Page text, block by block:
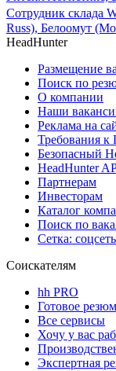
Сотрудник склада
Russ), Белоомут
HeadHunter
Размещение
Поиск по
О компании
Наши
Реклама на
Требования
Безопасный
HeadHunter
Партнерам
Инвесторам
Каталог
Поиск по
Сетка:
Соискателям
hh PRO
Готовое
Все сервисы
Хочу у вас
Экспертная